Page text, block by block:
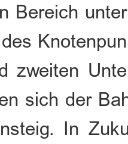
Bereich
zweiten
sich der
In